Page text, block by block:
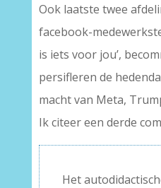
Ook laatste twee
facebook-
is iets voor jou’,
persifleren de
macht van Meta,
Ik citeer een derde
Het